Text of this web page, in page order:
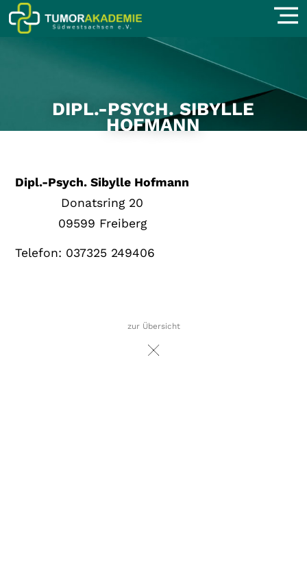
DIPL.-PSYCH. SIBYLLE
HOFMANN
Dipl.-Psych. Sibylle Hofmann
Donatsring 20
09599 Freiberg
Telefon: 037325 249406
zur Übersicht